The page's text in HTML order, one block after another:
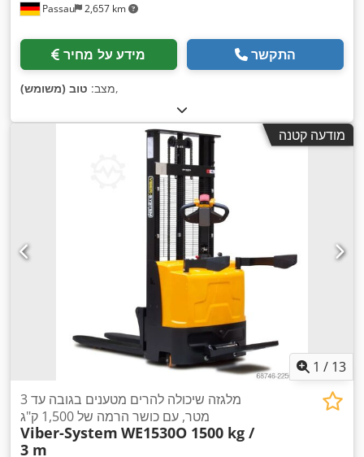
Passau 2,657 km
מידע על מחיר התקשר
מצב: טוב (משומש) ,
מודעה קטנה
1 / 13
מלגזה שיכולה להרים מטענים בגובה עד 3
מטר, עם כושר הרמה של 1,500 ק"ג
Viber-System WE1530O 1500 kg /
3 m